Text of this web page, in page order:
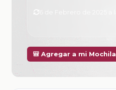
🎒 Agregar a mi Mochila